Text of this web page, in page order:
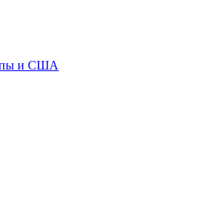
и США